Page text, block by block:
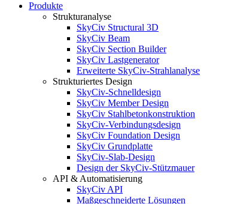
Produkte
Strukturanalyse
SkyCiv Structural 3D
SkyCiv Beam
SkyCiv Section Builder
SkyCiv Lastgenerator
Erweiterte SkyCiv-Strahlanalyse
Strukturiertes Design
SkyCiv-Schnelldesign
SkyCiv Member Design
SkyCiv Stahlbetonkonstruktion
SkyCiv-Verbindungsdesign
SkyCiv Foundation Design
SkyCiv Grundplatte
SkyCiv-Slab-Design
Design der SkyCiv-Stützmauer
API & Automatisierung
SkyCiv API
Maßgeschneiderte Lösungen